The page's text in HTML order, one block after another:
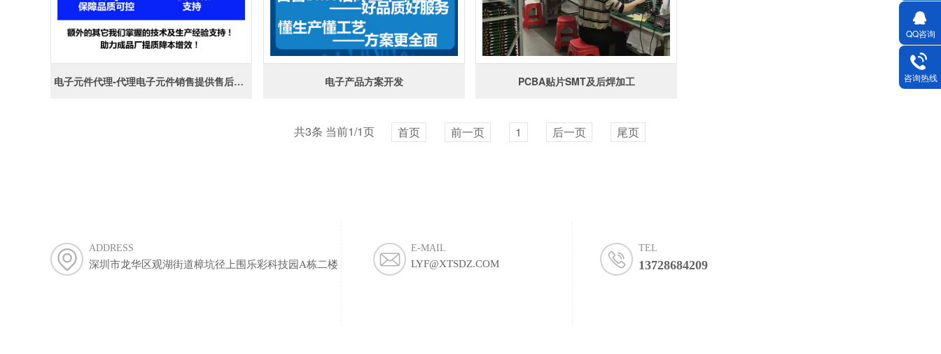
电子元件代理-代理电子元件销售提供售后和技术支持 电子产品方案开发 PCBA贴片SMT及后焊加工
共3条 当前1/1页 首页 前一页 1 后一页 尾页
ADDRESS
深圳市龙华区观湖街道樟坑径上围乐彩科技园A栋二楼
E-MAIL
LYF@XTSDZ.COM
TEL
13728684209
QQ咨询
咨询热线